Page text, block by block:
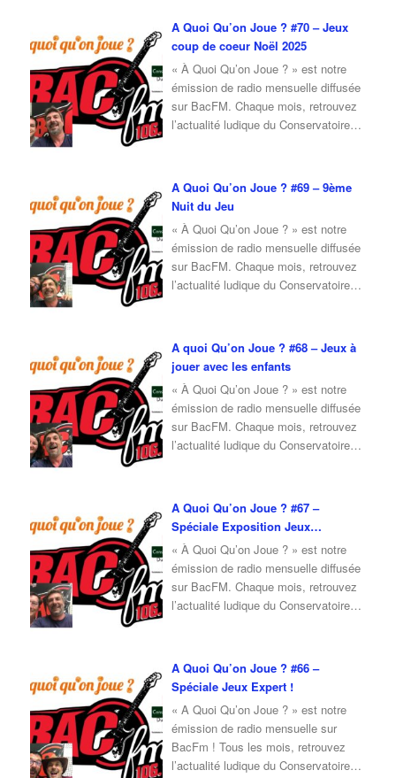
1er novembre 2025, de 16 h à…
A Quoi Qu’on Joue ? #70 – Jeux
coup de coeur Noël 2025
« À Quoi Qu’on Joue ? » est notre
émission de radio mensuelle diffusée
sur BacFM. Chaque mois, retrouvez
l’actualité ludique du Conservatoire
Pour l’émission de octobre 2025, je
reçois Erwan, du café ludique
Ensemble, nous…
A Quoi Qu’on Joue ? #69 – 9ème
Nuit du Jeu
« À Quoi Qu’on Joue ? » est notre
émission de radio mensuelle diffusée
sur BacFM. Chaque mois, retrouvez
l’actualité ludique du Conservatoire
Pour l’émission de octobre 2025, je
reçois Fabrice, membre du
Conservatoire du Jeu, qui vient nous
parler du …
A quoi Qu’on Joue ? #68 – Jeux à
jouer avec les enfants
« À Quoi Qu’on Joue ? » est notre
émission de radio mensuelle diffusée
sur BacFM. Chaque mois, retrouvez
l’actualité ludique du Conservatoire
Pour l’émission de septembre 2025,
je reçois Nadia, adhérente du
Conservatoire du Jeu, qui vient nous
présenter une…
A Quoi Qu’on Joue ? #67 –
Spéciale Exposition Jeux
Modernes
« À Quoi Qu’on Joue ? » est notre
émission de radio mensuelle diffusée
sur BacFM. Chaque mois, retrouvez
l’actualité ludique du Conservatoire
Pour l’émission de juillet 2025, je
reçois Jean-Loup, cofondateur du
Conservatoire du Jeu, qui viendra
nous parler de…
A Quoi Qu’on Joue ? #66 –
Spéciale Jeux Expert !
« A Quoi Qu’on Joue ? » est notre
émission de radio mensuelle sur
BacFm ! Tous les mois, retrouvez
l’actualité ludique du Conservatoire